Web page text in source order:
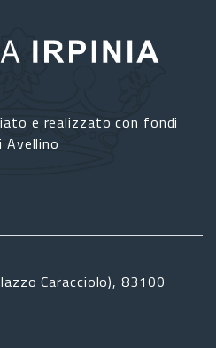
e realizzato con fondi
Avellino
Caracciolo), 83100